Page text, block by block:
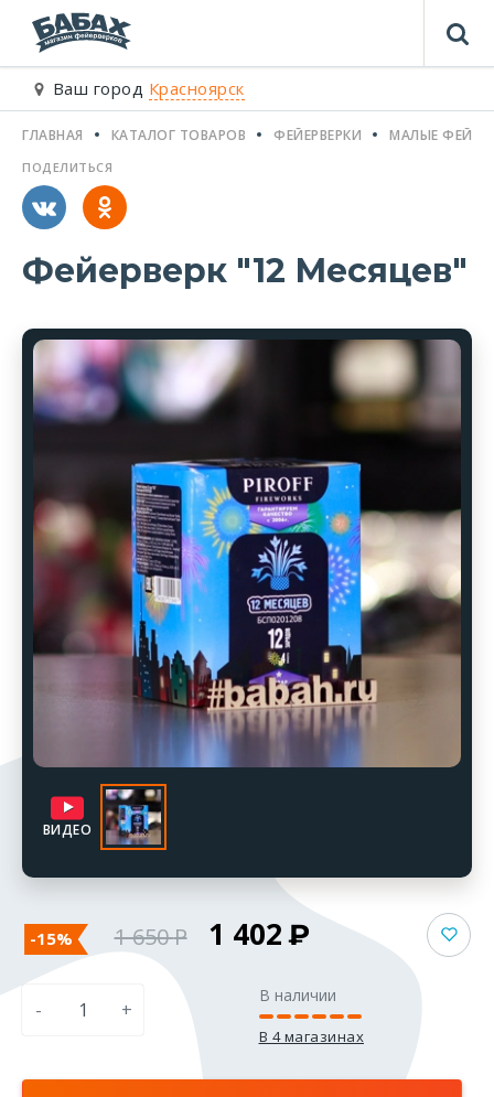
Ваш город Красноярск
ГЛАВНАЯ КАТАЛОГ ТОВАРОВ ФЕЙЕРВЕРКИ МАЛЫЕ
Фейерверк "12 Месяцев"
ПОДЕЛИТЬСЯ
ВИДЕО
-15% 1 650 1 402
- +
В наличии
В 4 магазинах